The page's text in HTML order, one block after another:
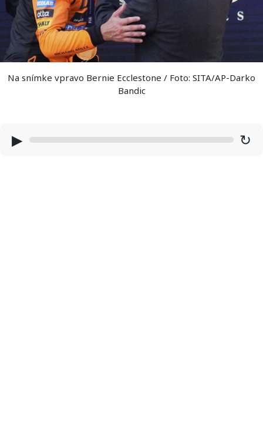
Na snímke vpravo Bernie Ecclestone / Foto: SITA/AP-Darko
Bandic
▶ ↻